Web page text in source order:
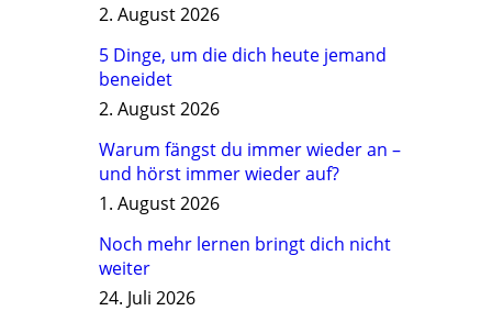
2. August 2026
5 Dinge, um die dich heute jemand
beneidet
2. August 2026
Warum fängst du immer wieder an –
und hörst immer wieder auf?
1. August 2026
Noch mehr lernen bringt dich nicht
weiter
24. Juli 2026